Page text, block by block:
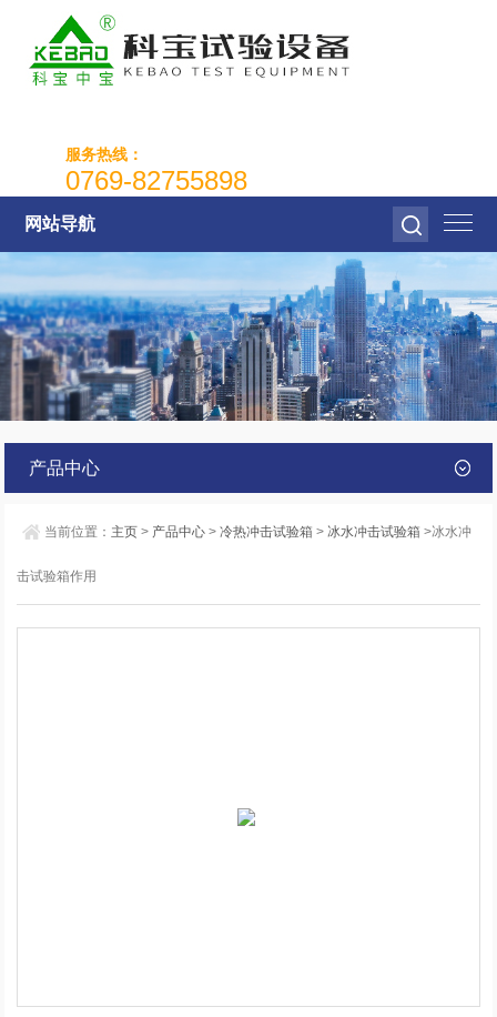
服务热线：
0769-82755898
网站导航
产品中心
当前位置： 主页 > 产品中心 >冷热冲击试验箱 > 冰水冲击试验箱 >冰水冲
击试验箱作用